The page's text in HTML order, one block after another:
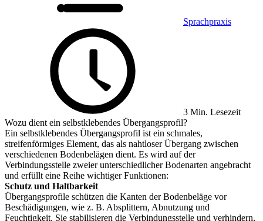
Sprachpraxis
3 Min. Lesezeit
Wozu dient ein selbstklebendes Übergangsprofil?
Ein selbstklebendes Übergangsprofil ist ein schmales,
streifenförmiges Element, das als nahtloser Übergang zwischen
verschiedenen Bodenbelägen dient. Es wird auf der
Verbindungsstelle zweier unterschiedlicher Bodenarten angebracht
und erfüllt eine Reihe wichtiger Funktionen:
Schutz und Haltbarkeit
Übergangsprofile schützen die Kanten der Bodenbeläge vor
Beschädigungen, wie z. B. Absplittern, Abnutzung und
Feuchtigkeit. Sie stabilisieren die Verbindungsstelle und verhindern,